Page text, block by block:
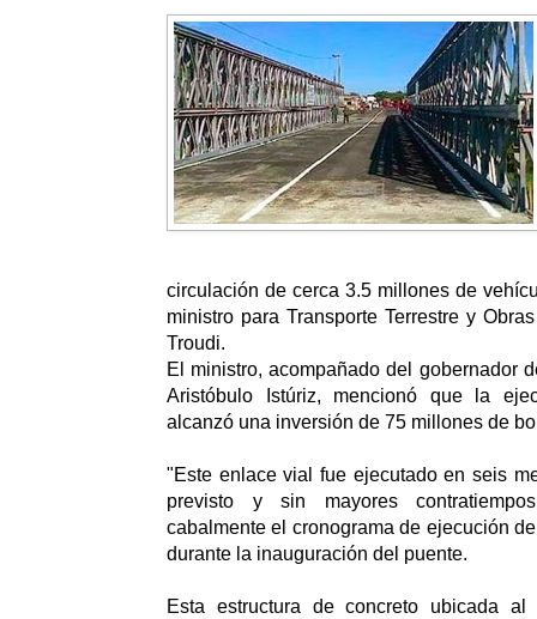
circulación de cerca 3.5 millones de
ministro para Transporte Terrestre y
Troudi.
El ministro, acompañado del gobernador
Aristóbulo Istúriz, mencionó que la
alcanzó una inversión de 75 millones de
"Este enlace vial fue ejecutado en seis
previsto y sin mayores
cabalmente el cronograma de ejecución
durante la inauguración del puente.
Esta estructura de concreto ubicada